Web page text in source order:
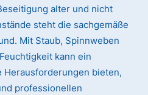
alter und nicht
steht die sachgemäße
Mit Staub, Spinnweben
kann ein
Herausforderungen bieten,
professionellen